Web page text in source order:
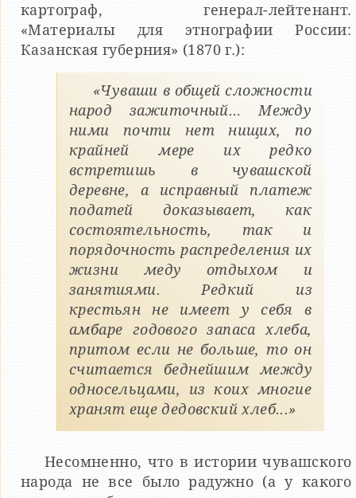
картограф, генерал-лейтенант.
«Материалы для этнографии России:
Казанская губерния» (1870 г.):
«Чуваши в общей сложности
народ зажиточный… Между
ними почти нет нищих, по
крайней мере их редко
встретишь в чувашской
деревне, а исправный платеж
податей доказывает, как
состоятельность, так и
порядочность распределения их
жизни меду отдыхом и
занятиями. Редкий из
крестьян не имеет у себя в
амбаре годового запаса хлеба,
притом если не больше, то он
считается беднейшим между
односельцами, из коих многие
хранят еще дедовский хлеб...»
Несомненно, что в истории чувашского
народа не все было радужно (а у какого